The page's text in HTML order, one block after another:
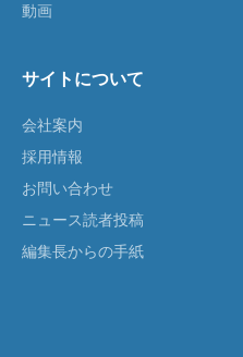
動画
サイトについて
会社案内
採用情報
お問い合わせ
ニュース読者投稿
編集長からの手紙